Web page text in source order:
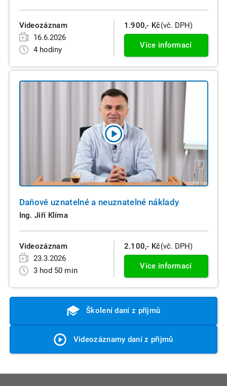
Videozáznam
16.6.2026
4 hodiny
1.900,- Kč(vč. DPH)
Více informací
Daňově uznatelné a neuznatelné náklady
Ing. Jiří Klíma
Videozáznam
23.3.2026
3 hod 50 min
2.100,- Kč(vč. DPH)
Více informací
Školení daní z přijmů
Videozáznamy daní z přijmů